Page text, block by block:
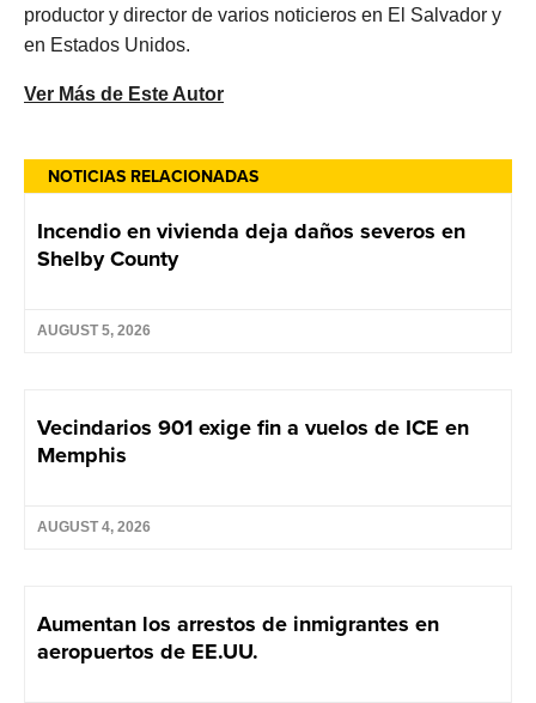
NOTICIAS RELACIONADAS
Incendio en vivienda deja daños severos en
Shelby County
AUGUST 5, 2026
Vecindarios 901 exige fin a vuelos de ICE en
Memphis
AUGUST 4, 2026
Aumentan los arrestos de inmigrantes en
aeropuertos de EE.UU.
productor y director de varios noticieros en El Salvador y
en Estados Unidos.
Ver Más de Este Autor